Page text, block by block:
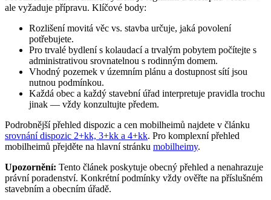
ale vyžaduje přípravu. Klíčové body:
Rozlišení movitá věc vs. stavba určuje, jaká povolení
potřebujete.
Pro trvalé bydlení s kolaudací a trvalým pobytem počítejte s
administrativou srovnatelnou s rodinným domem.
Vhodný pozemek v územním plánu a dostupnost sítí jsou
nutnou podmínkou.
Každá obec a každý stavební úřad interpretuje pravidla trochu
jinak — vždy konzultujte předem.
Podrobnější přehled dispozic a cen mobilheimů najdete v článku
srovnání dispozic 2+kk, 3+kk a 4+kk. Pro komplexní přehled
mobilheimů přejděte na hlavní stránku mobilheimy.
Upozornění: Tento článek poskytuje obecný přehled a nenahrazuje
právní poradenství. Konkrétní podmínky vždy ověřte na příslušném
stavebním a obecním úřadě.